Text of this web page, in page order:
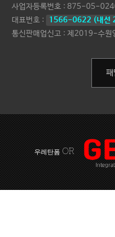
사업자등록번호 : 875-05-
대표번호 :
1566-0622 (내선
통신판매업신고 : 제2019-수
우레탄폼 OR